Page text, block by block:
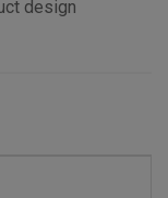
design